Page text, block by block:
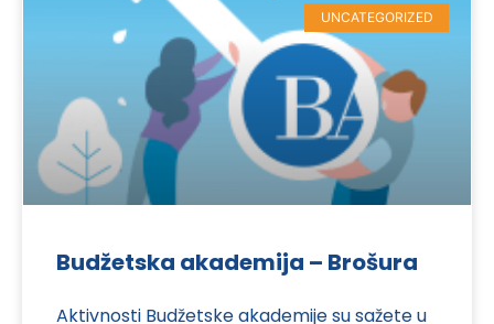
UNCATEGORIZED
Budžetska akademija – Brošura
Aktivnosti Budžetske akademije su sažete u